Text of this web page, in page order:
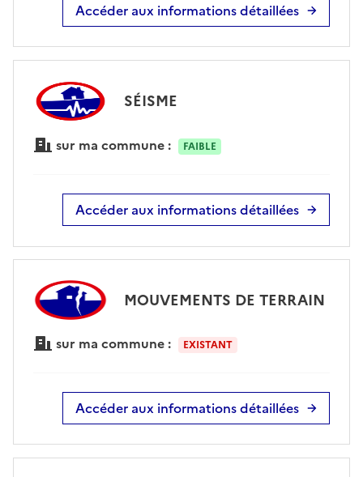
Accéder aux informations détaillées
SÉISME
sur ma commune : FAIBLE
Accéder aux informations détaillées
MOUVEMENTS DE TERRAIN
sur ma commune : EXISTANT
Accéder aux informations détaillées